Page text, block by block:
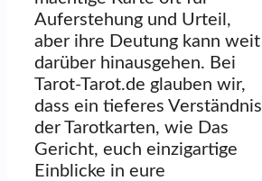
Auferstehung und Urteil,
aber ihre Deutung kann weit
darüber hinausgehen. Bei
Tarot-Tarot.de glauben wir,
dass ein tieferes Verständnis
der Tarotkarten, wie Das
Gericht, euch einzigartige
Einblicke in eure